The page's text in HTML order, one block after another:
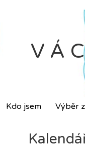
Kdo jsem Výběr